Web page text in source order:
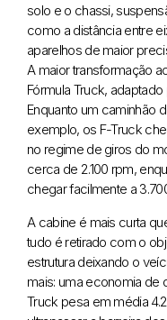
solo e o chassi,
como a distância entre
aparelhos de maior
A maior transformação
Fórmula Truck,
Enquanto um caminhão
exemplo, os F-Truck
no regime de giros do
cerca de 2.100 rpm,
chegar facilmente a
A cabine é mais curta
tudo é retirado com o
estrutura deixando o
mais: uma economia de
Truck pesa em média